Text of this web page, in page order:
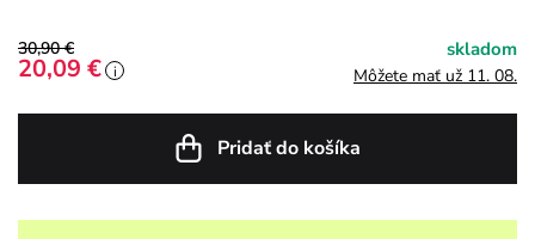
30,90 €
20,09 € i
skladom
Môžete mať už 11. 08.
Pridať do košíka